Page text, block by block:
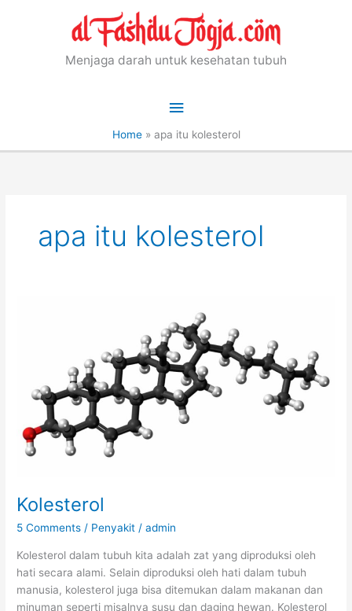
Menjaga darah untuk kesehatan tubuh
Main
Menu
Home» apa itu kolesterol
apa itu kolesterol
Kolesterol
5 Comments / Penyakit /admin
Kolesterol dalam tubuh kita adalah zat yang diproduksi oleh
hati secara alami. Selain diproduksi oleh hati dalam tubuh
manusia, kolesterol juga bisa ditemukan dalam makanan dan
minuman seperti misalnya susu dan daging hewan. Kolesterol